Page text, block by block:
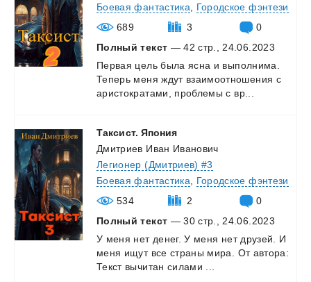
Боевая фантастика
Городское фэнтези
689
3
0
Полный текст — 42 стр., 24.06.2023
Первая цель была ясна и выполнима.
Теперь меня ждут взаимоотношения с
аристократами,
проблемы с вр...
Таксист. Япония
Дмитриев Иван Иванович
Легионер (Дмитриев) #3
Боевая фантастика
Городское фэнтези
534
2
0
Полный текст — 30 стр., 24.06.2023
У меня нет денег. У меня нет друзей.
И
меня ищут все страны мира. От автора:
Текст вычитан силами